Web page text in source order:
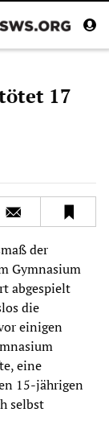
17
der
Gymnasium
abgespielt
die
einigen
eine
15-jährigen
selbst